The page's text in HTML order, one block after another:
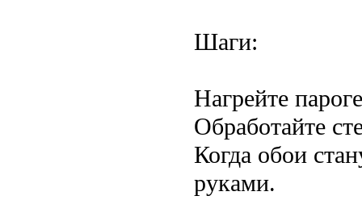
Шаги:
Нагрейте
Обработайте
Когда обои
руками.